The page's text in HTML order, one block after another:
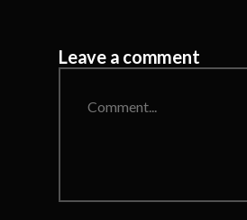
Leave a comment